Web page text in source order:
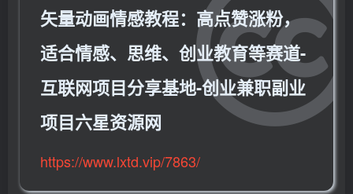
矢量动画情感教程：高点赞涨粉，
适合情感、思维、创业教育等赛道-
互联网项目分享基地-创业兼职副业
项目六星资源网
https://www.lxtd.vip/7863/